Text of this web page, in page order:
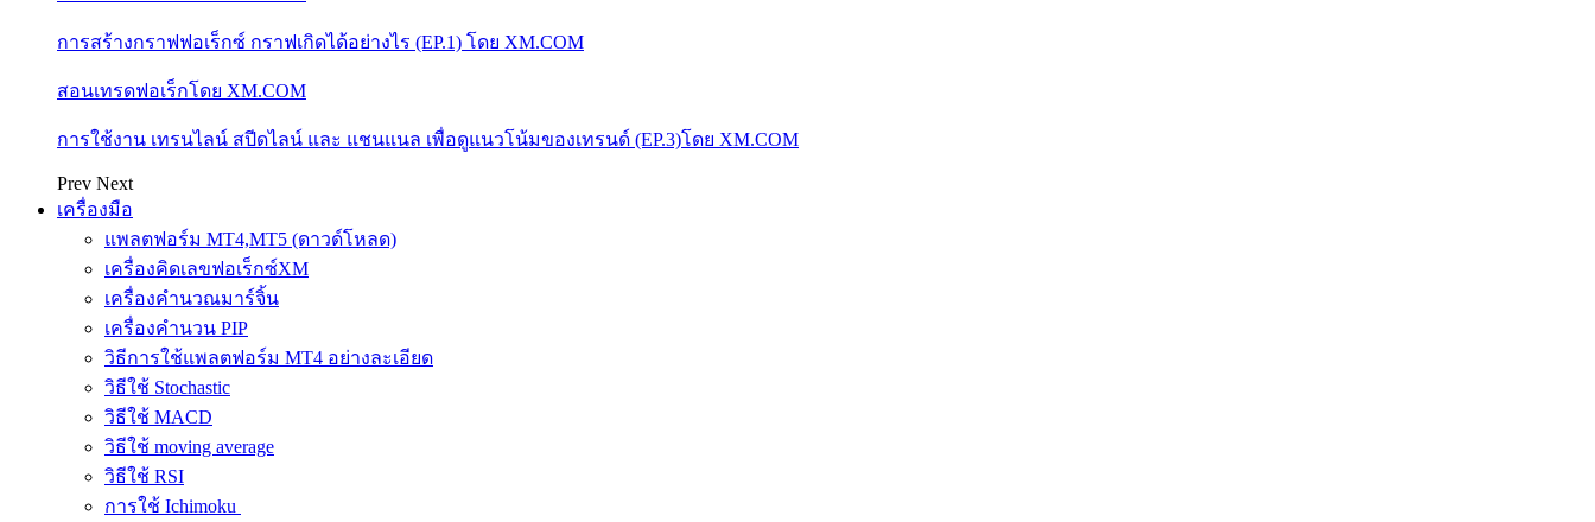
การสร้างกราฟฟอเร็กซ์ กราฟเกิดได้อย่างไร (EP.1) โดย XM.COM
สอนเทรดฟอเร็กโดย XM.COM
การใช้งาน เทรนไลน์ สปีดไลน์ และ แชนแนล เพื่อดูแนวโน้มของเทรนด์ (EP.3)โดย XM.COM
Prev Next
เครื่องมือ
แพลตฟอร์ม MT4,MT5 (ดาวด์โหลด)
เครื่องคิดเลขฟอเร็กซ์XM
เครื่องคำนวณมาร์จิ้น
เครื่องคำนวน PIP
วิธีการใช้แพลตฟอร์ม MT4 อย่างละเอียด
วิธีใช้ Stochastic
วิธีใช้ MACD
วิธีใช้ moving average
วิธีใช้ RSI
การใช้ Ichimoku